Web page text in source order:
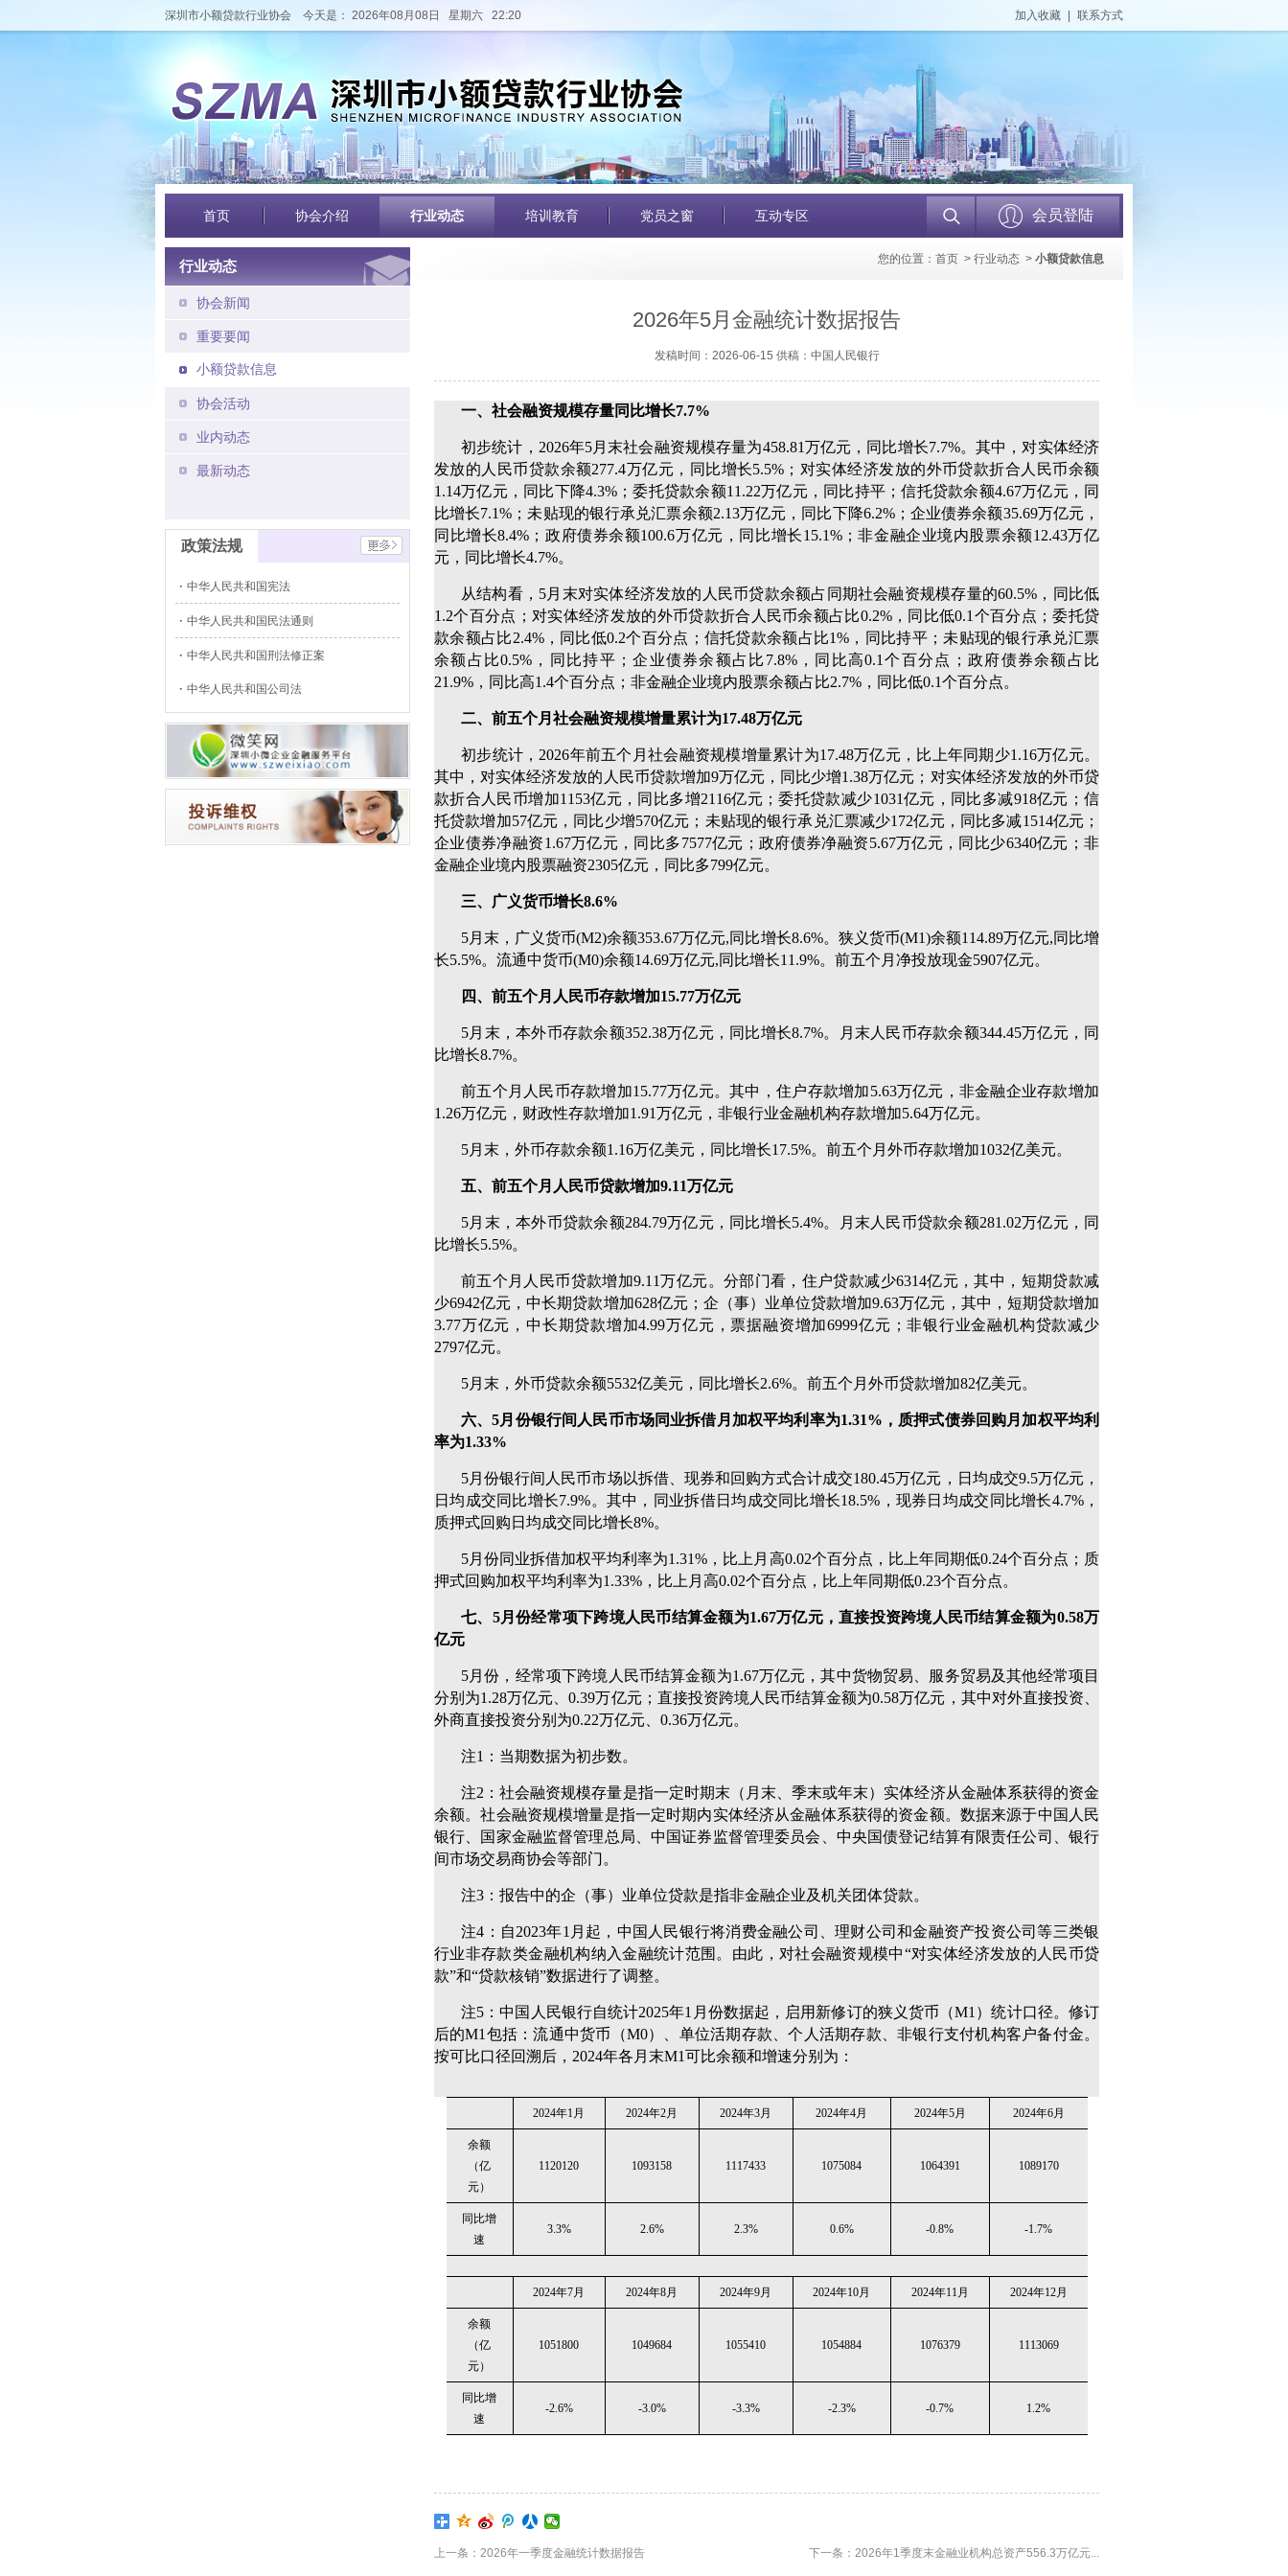
深圳市小额贷款行业协会 今天是： 2026年08月08日 星期六 22:20 加入收藏 联系方式
首页 协会介绍 行业动态 培训教育 党员之窗 互动专区 会员登陆
行业动态
协会新闻
重要要闻
小额贷款信息
协会活动
业内动态
最新动态
政策法规
中华人民共和国宪法
中华人民共和国民法通则
中华人民共和国刑法修正案
中华人民共和国公司法
您的位置： 首页 > 行业动态 > 小额贷款信息
2026年5月金融统计数据报告
发稿时间：2026-06-15 供稿：中国人民银行
一、社会融资规模存量同比增长7.7%
初步统计，2026年5月末社会融资规模存量为458.81万亿元，同比增长7.7%。其中，对实体经济
发放的人民币贷款余额277.4万亿元，同比增长5.5%；对实体经济发放的外币贷款折合人民币余额
1.14万亿元，同比下降4.3%；委托贷款余额11.22万亿元，同比持平；信托贷款余额4.67万亿元，同
比增长7.1%；未贴现的银行承兑汇票余额2.13万亿元，同比下降6.2%；企业债券余额35.69万亿元，
同比增长8.4%；政府债券余额100.6万亿元，同比增长15.1%；非金融企业境内股票余额12.43万亿
元，同比增长4.7%。
从结构看，5月末对实体经济发放的人民币贷款余额占同期社会融资规模存量的60.5%，同比低
1.2个百分点；对实体经济发放的外币贷款折合人民币余额占比0.2%，同比低0.1个百分点；委托贷
款余额占比2.4%，同比低0.2个百分点；信托贷款余额占比1%，同比持平；未贴现的银行承兑汇票
余额占比0.5%，同比持平；企业债券余额占比7.8%，同比高0.1个百分点；政府债券余额占比
21.9%，同比高1.4个百分点；非金融企业境内股票余额占比2.7%，同比低0.1个百分点。
二、前五个月社会融资规模增量累计为17.48万亿元
初步统计，2026年前五个月社会融资规模增量累计为17.48万亿元，比上年同期少1.16万亿元。
其中，对实体经济发放的人民币贷款增加9万亿元，同比少增1.38万亿元；对实体经济发放的外币贷
款折合人民币增加1153亿元，同比多增2116亿元；委托贷款减少1031亿元，同比多减918亿元；信
托贷款增加57亿元，同比少增570亿元；未贴现的银行承兑汇票减少172亿元，同比多减1514亿元；
企业债券净融资1.67万亿元，同比多7577亿元；政府债券净融资5.67万亿元，同比少6340亿元；非
金融企业境内股票融资2305亿元，同比多799亿元。
三、广义货币增长8.6%
5月末，广义货币(M2)余额353.67万亿元,同比增长8.6%。狭义货币(M1)余额114.89万亿元,同比增
长5.5%。流通中货币(M0)余额14.69万亿元,同比增长11.9%。前五个月净投放现金5907亿元。
四、前五个月人民币存款增加15.77万亿元
5月末，本外币存款余额352.38万亿元，同比增长8.7%。月末人民币存款余额344.45万亿元，同
比增长8.7%。
前五个月人民币存款增加15.77万亿元。其中，住户存款增加5.63万亿元，非金融企业存款增加
1.26万亿元，财政性存款增加1.91万亿元，非银行业金融机构存款增加5.64万亿元。
5月末，外币存款余额1.16万亿美元，同比增长17.5%。前五个月外币存款增加1032亿美元。
五、前五个月人民币贷款增加9.11万亿元
5月末，本外币贷款余额284.79万亿元，同比增长5.4%。月末人民币贷款余额281.02万亿元，同
比增长5.5%。
前五个月人民币贷款增加9.11万亿元。分部门看，住户贷款减少6314亿元，其中，短期贷款减
少6942亿元，中长期贷款增加628亿元；企（事）业单位贷款增加9.63万亿元，其中，短期贷款增加
3.77万亿元，中长期贷款增加4.99万亿元，票据融资增加6999亿元；非银行业金融机构贷款减少
2797亿元。
5月末，外币贷款余额5532亿美元，同比增长2.6%。前五个月外币贷款增加82亿美元。
六、5月份银行间人民币市场同业拆借月加权平均利率为1.31%，质押式债券回购月加权平均利
率为1.33%
5月份银行间人民币市场以拆借、现券和回购方式合计成交180.45万亿元，日均成交9.5万亿元，
日均成交同比增长7.9%。其中，同业拆借日均成交同比增长18.5%，现券日均成交同比增长4.7%，
质押式回购日均成交同比增长8%。
5月份同业拆借加权平均利率为1.31%，比上月高0.02个百分点，比上年同期低0.24个百分点；质
押式回购加权平均利率为1.33%，比上月高0.02个百分点，比上年同期低0.23个百分点。
七、5月份经常项下跨境人民币结算金额为1.67万亿元，直接投资跨境人民币结算金额为0.58万
亿元
5月份，经常项下跨境人民币结算金额为1.67万亿元，其中货物贸易、服务贸易及其他经常项目
分别为1.28万亿元、0.39万亿元；直接投资跨境人民币结算金额为0.58万亿元，其中对外直接投资、
外商直接投资分别为0.22万亿元、0.36万亿元。
注1：当期数据为初步数。
注2：社会融资规模存量是指一定时期末（月末、季末或年末）实体经济从金融体系获得的资金
余额。社会融资规模增量是指一定时期内实体经济从金融体系获得的资金额。数据来源于中国人民
银行、国家金融监督管理总局、中国证券监督管理委员会、中央国债登记结算有限责任公司、银行
间市场交易商协会等部门。
注3：报告中的企（事）业单位贷款是指非金融企业及机关团体贷款。
注4：自2023年1月起，中国人民银行将消费金融公司、理财公司和金融资产投资公司等三类银
行业非存款类金融机构纳入金融统计范围。由此，对社会融资规模中“对实体经济发放的人民币贷
款”和“贷款核销”数据进行了调整。
注5：中国人民银行自统计2025年1月份数据起，启用新修订的狭义货币（M1）统计口径。修订
后的M1包括：流通中货币（M0）、单位活期存款、个人活期存款、非银行支付机构客户备付金。
按可比口径回溯后，2024年各月末M1可比余额和增速分别为：
2024年1月 2024年2月 2024年3月 2024年4月 2024年5月 2024年6月
余额
（亿
元）
1120120 1093158 1117433 1075084 1064391 1089170
同比增
速
3.3% 2.6% 2.3% 0.6% -0.8% -1.7%
2024年7月 2024年8月 2024年9月 2024年10月 2024年11月 2024年12月
余额
（亿
元）
1051800 1049684 1055410 1054884 1076379 1113069
同比增
速
-2.6% -3.0% -3.3% -2.3% -0.7% 1.2%
上一条：2026年一季度金融统计数据报告 下一条：2026年1季度末金融业机构总资产556.3万亿元...